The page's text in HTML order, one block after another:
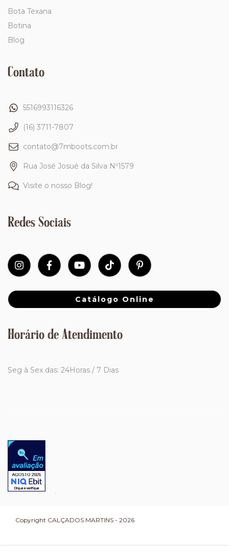
Bota Texana
Botina
Blog
Contato
5516993116326
(16) 3711-7807
contato@7mboots.com.br
Rua José Josué da Silva Nº1579
Visite o nosso Blog!
Redes Sociais
Catálogo Online
Horário de Atendimento
Seg à Sex das: 24Horas / 7 Dias
Copyright CALÇADOS MARTINS - 2026